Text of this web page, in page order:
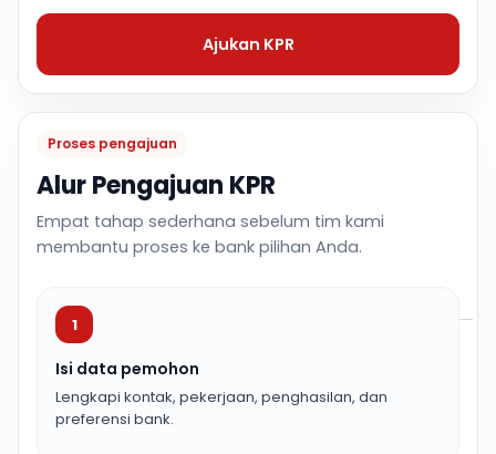
Proses pengajuan
Alur Pengajuan KPR
Empat tahap sederhana sebelum tim kami
membantu proses ke bank pilihan Anda.
1
Isi data pemohon
Lengkapi kontak, pekerjaan, penghasilan, dan
preferensi bank.
Ajukan KPR